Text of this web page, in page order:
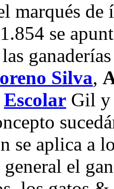
marqués de
se
Silva,
Escolar Gil
se aplica a
el